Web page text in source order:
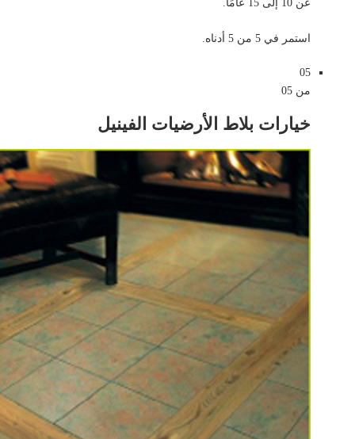
عن 10 إلى 15 عامًا.
استمر في 5 من 5 أدناه.
05
من 05
خيارات بلاط الأرضيات الفينيل